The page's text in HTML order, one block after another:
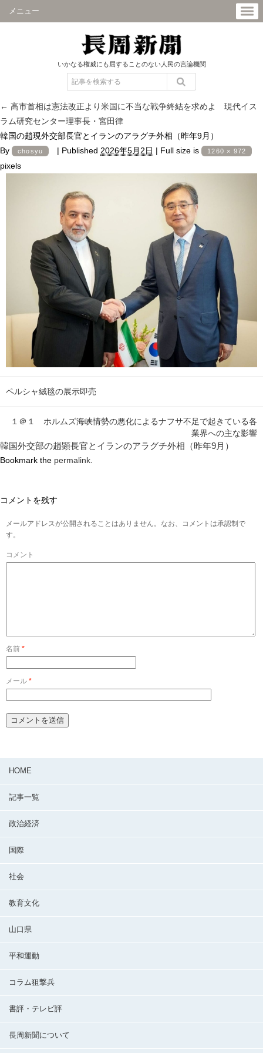
メニュー
いかなる権威にも屈することのない人民の言論機関
← 高市首相は憲法改正より米国に不当な戦争終結を求めよ 現代イス
ラム研究センター理事長・宮田律
韓国の趙現外交部長官とイランのアラグチ外相（昨年9月）
By
chosyu | Published 2026年5月2日 | Full size is 1260 × 972
pixels
ペルシャ絨毯の展示即売
１＠１ ホルムズ海峡情勢の悪化によるナフサ不足で起きている各
業界への主な影響
韓国外交部の趙顕長官とイランのアラグチ外相（昨年9月）
Bookmark the permalink
コメントを残す
メールアドレスが公開されることはありません。なお、コメントは承認制で
す。
コメント
名前 *
メール *
HOME
記事一覧
政治経済
国際
社会
教育文化
山口県
平和運動
コラム狙撃兵
書評・テレビ評
長周新聞について